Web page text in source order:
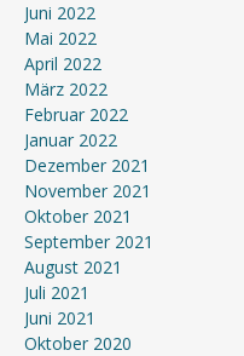
Juni 2022
Mai 2022
April 2022
März 2022
Februar 2022
Januar 2022
Dezember 2021
November 2021
Oktober 2021
September 2021
August 2021
Juli 2021
Juni 2021
Oktober 2020